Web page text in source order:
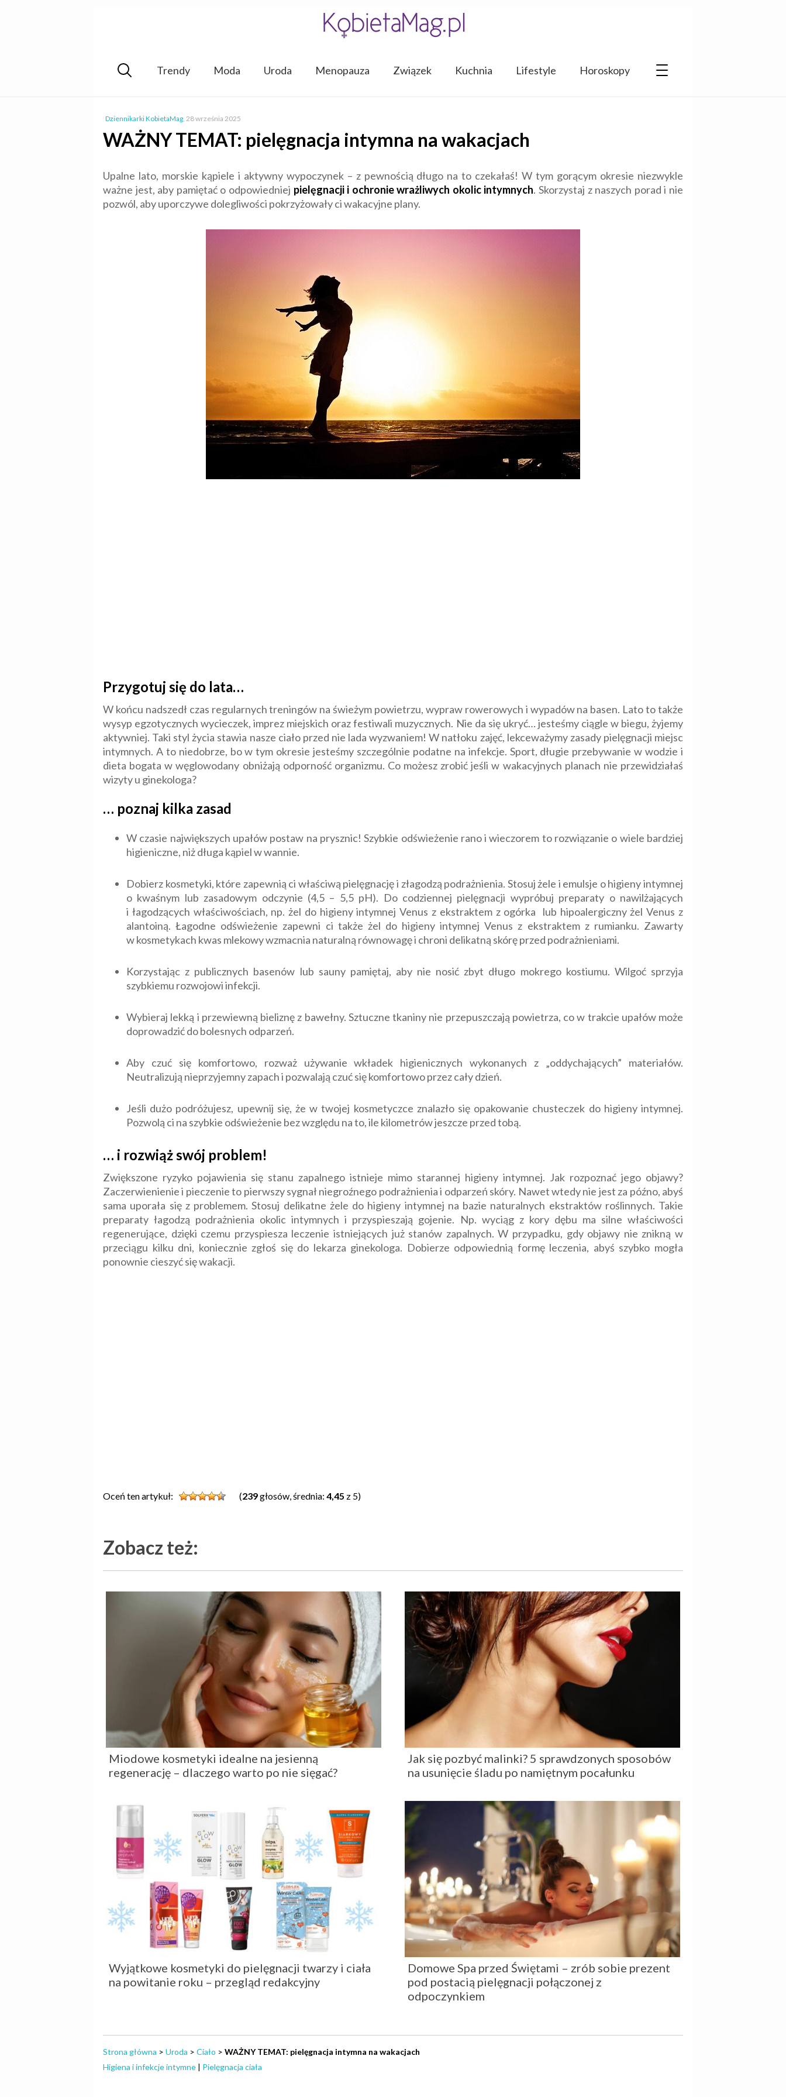
Trendy Moda Uroda Menopauza Związek Kuchnia Lifestyle Horoskopy
Dziennikarki KobietaMag, 28 września 2025
WAŻNY TEMAT: pielęgnacja intymna na wakacjach
Upalne lato, morskie kąpiele i aktywny wypoczynek – z pewnością długo na to czekałaś! W tym gorącym okresie niezwykle
ważne jest, aby pamiętać o odpowiedniej pielęgnacji i ochronie wrażliwych okolic intymnych. Skorzystaj z naszych porad i nie
pozwól, aby uporczywe dolegliwości pokrzyżowały ci wakacyjne plany.
Przygotuj się do lata…
W końcu nadszedł czas regularnych treningów na świeżym powietrzu, wypraw rowerowych i wypadów na basen. Lato to także
wysyp egzotycznych wycieczek, imprez miejskich oraz festiwali muzycznych. Nie da się ukryć… jesteśmy ciągle w biegu, żyjemy
aktywniej. Taki styl życia stawia nasze ciało przed nie lada wyzwaniem! W natłoku zajęć, lekceważymy zasady pielęgnacji miejsc
intymnych. A to niedobrze, bo w tym okresie jesteśmy szczególnie podatne na infekcje. Sport, długie przebywanie w wodzie i
dieta bogata w węglowodany obniżają odporność organizmu. Co możesz zrobić jeśli w wakacyjnych planach nie przewidziałaś
wizyty u ginekologa?
… poznaj kilka zasad
W czasie największych upałów postaw na prysznic! Szybkie odświeżenie rano i wieczorem to rozwiązanie o wiele bardziej
higieniczne, niż długa kąpiel w wannie.
Dobierz kosmetyki, które zapewnią ci właściwą pielęgnację i złagodzą podrażnienia. Stosuj żele i emulsje o higieny intymnej
o kwaśnym lub zasadowym odczynie (4,5 – 5,5 pH). Do codziennej pielęgnacji wypróbuj preparaty o nawilżających
i łagodzących właściwościach, np. żel do higieny intymnej Venus z ekstraktem z ogórka lub hipoalergiczny żel Venus z
alantoiną. Łagodne odświeżenie zapewni ci także żel do higieny intymnej Venus z ekstraktem z rumianku. Zawarty
w kosmetykach kwas mlekowy wzmacnia naturalną równowagę i chroni delikatną skórę przed podrażnieniami.
Korzystając z publicznych basenów lub sauny pamiętaj, aby nie nosić zbyt długo mokrego kostiumu. Wilgoć sprzyja
szybkiemu rozwojowi infekcji.
Wybieraj lekką i przewiewną bieliznę z bawełny. Sztuczne tkaniny nie przepuszczają powietrza, co w trakcie upałów może
doprowadzić do bolesnych odparzeń.
Aby czuć się komfortowo, rozważ używanie wkładek higienicznych wykonanych z „oddychających” materiałów.
Neutralizują nieprzyjemny zapach i pozwalają czuć się komfortowo przez cały dzień.
Jeśli dużo podróżujesz, upewnij się, że w twojej kosmetyczce znalazło się opakowanie chusteczek do higieny intymnej.
Pozwolą ci na szybkie odświeżenie bez względu na to, ile kilometrów jeszcze przed tobą.
… i rozwiąż swój problem!
Zwiększone ryzyko pojawienia się stanu zapalnego istnieje mimo starannej higieny intymnej. Jak rozpoznać jego objawy?
Zaczerwienienie i pieczenie to pierwszy sygnał niegroźnego podrażnienia i odparzeń skóry. Nawet wtedy nie jest za późno, abyś
sama uporała się z problemem. Stosuj delikatne żele do higieny intymnej na bazie naturalnych ekstraktów roślinnych. Takie
preparaty łagodzą podrażnienia okolic intymnych i przyspieszają gojenie. Np. wyciąg z kory dębu ma silne właściwości
regenerujące, dzięki czemu przyspiesza leczenie istniejących już stanów zapalnych. W przypadku, gdy objawy nie znikną w
przeciągu kilku dni, koniecznie zgłoś się do lekarza ginekologa. Dobierze odpowiednią formę leczenia, abyś szybko mogła
ponownie cieszyć się wakacji.
Oceń ten artykuł: (239głosów, średnia: 4,45 z 5)
Zobacz też:
Miodowe kosmetyki idealne na jesienną
regenerację – dlaczego warto po nie sięgać?
Jak się pozbyć malinki? 5 sprawdzonych sposobów
na usunięcie śladu po namiętnym pocałunku
Wyjątkowe kosmetyki do pielęgnacji twarzy i ciała
na powitanie roku – przegląd redakcyjny
Domowe Spa przed Świętami – zrób sobie prezent
pod postacią pielęgnacji połączonej z
odpoczynkiem
Strona główna > Uroda > Ciało > WAŻNY TEMAT: pielęgnacja intymna na wakacjach
Higiena i infekcje intymne | Pielęgnacja ciała